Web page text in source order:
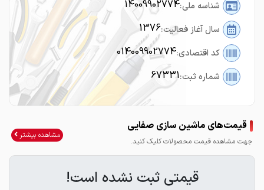
شناسه ملی:14009902774
سال آغاز فعالیت:1376
کد اقتصادی:014009902774
شماره ثبت:67331
قیمت‌های ماشین سازی صفایی
جهت مشاهده قیمت محصولات کلیک کنید.
مشاهده بیشتر
قیمتی ثبت نشده است!